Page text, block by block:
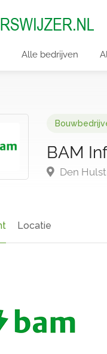
Alle bedrijven
BAM
Den Hulst
Locatie